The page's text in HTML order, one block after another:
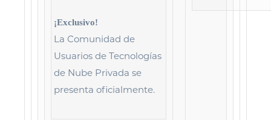
¡Exclusivo!
La Comunidad de
Usuarios de Tecnologías
de Nube Privada se
presenta oficialmente.